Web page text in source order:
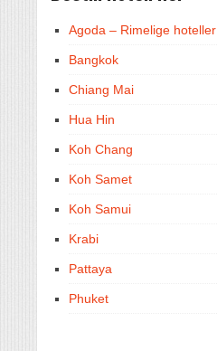
Agoda – Rimelige hoteller
Bangkok
Chiang Mai
Hua Hin
Koh Chang
Koh Samet
Koh Samui
Krabi
Pattaya
Phuket